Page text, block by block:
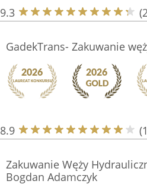
9.3
GadekTrans- Zakuwanie
8.9
Zakuwanie Węży
Bogdan Adamczyk